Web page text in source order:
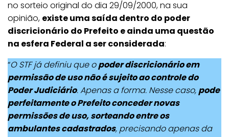
no sorteio original do dia 29/09/2000, na sua
opinião, existe uma saída dentro do poder
discricionário do Prefeito e ainda uma questão
na esfera Federal a ser considerada:
“O STF já definiu que opoder discricionário em
permissão de uso não é sujeito ao controle do
Poder Judiciário. Apenas a forma. Nesse caso,pode
perfeitamente o Prefeito conceder novas
permissões de uso, sorteando entre os
ambulantes cadastrados, precisando apenas da